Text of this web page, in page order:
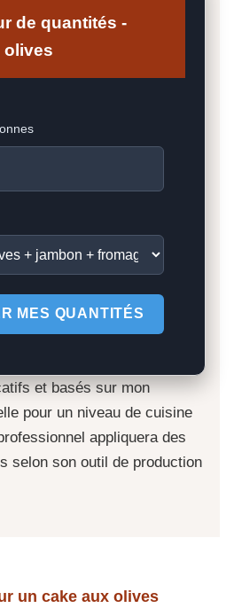
de quantités -
olives
MES QUANTITÉS
et basés sur mon
pour un niveau de cuisine
appliquera des
selon son outil de production
un cake aux olives